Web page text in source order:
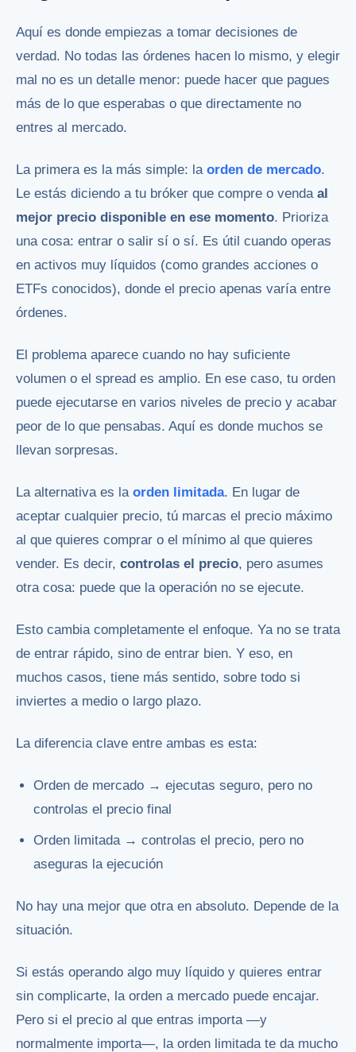
Aquí es donde empiezas a tomar decisiones de
verdad. No todas las órdenes hacen lo mismo, y elegir
mal no es un detalle menor: puede hacer que pagues
más de lo que esperabas o que directamente no
entres al mercado.
La primera es la más simple: la orden de mercado.
Le estás diciendo a tu bróker que compre o venda al
mejor precio disponible en ese momento. Prioriza
una cosa: entrar o salir sí o sí. Es útil cuando operas
en activos muy líquidos (como grandes acciones o
ETFs conocidos), donde el precio apenas varía entre
órdenes.
El problema aparece cuando no hay suficiente
volumen o el spread es amplio. En ese caso, tu orden
puede ejecutarse en varios niveles de precio y acabar
peor de lo que pensabas. Aquí es donde muchos se
llevan sorpresas.
La alternativa es la orden limitada. En lugar de
aceptar cualquier precio, tú marcas el precio máximo
al que quieres comprar o el mínimo al que quieres
vender. Es decir, controlas el precio, pero asumes
otra cosa: puede que la operación no se ejecute.
Esto cambia completamente el enfoque. Ya no se trata
de entrar rápido, sino de entrar bien. Y eso, en
muchos casos, tiene más sentido, sobre todo si
inviertes a medio o largo plazo.
La diferencia clave entre ambas es esta:
Orden de mercado → ejecutas seguro, pero no
controlas el precio final
Orden limitada → controlas el precio, pero no
aseguras la ejecución
No hay una mejor que otra en absoluto. Depende de la
situación.
Si estás operando algo muy líquido y quieres entrar
sin complicarte, la orden a mercado puede encajar.
Pero si el precio al que entras importa —y
normalmente importa—, la orden limitada te da mucho